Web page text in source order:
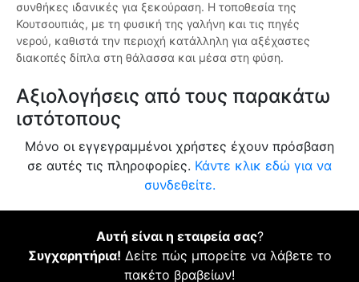
συνθήκες ιδανικές για ξεκούραση. Η τοποθεσία της
Κουτσουπιάς, με τη φυσική της γαλήνη και τις πηγές
νερού, καθιστά την περιοχή κατάλληλη για αξέχαστες
διακοπές δίπλα στη θάλασσα και μέσα στη φύση.
Αξιολογήσεις από τους παρακάτω
ιστότοπους
Μόνο οι εγγεγραμμένοι χρήστες έχουν πρόσβαση
σε αυτές τις πληροφορίες. Κάντε κλικ εδώ για να
συνδεθείτε.
Αυτή είναι η εταιρεία σας?
Συγχαρητήρια! Δείτε πώς μπορείτε να λάβετε το
πακέτο βραβείων!